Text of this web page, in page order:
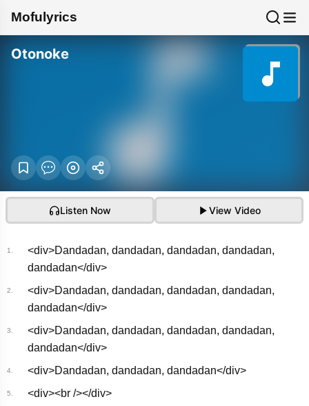
Mofulyrics
Otonoke
Listen Now View Video
Creepy Nuts - オトノ
ケ(Otonoke) 【Official
MV】 [Dandadan OP]
1.
<div>Dandadan, dandadan, dandadan, dandadan,
dandadan</div>
2.
<div>Dandadan, dandadan, dandadan, dandadan,
dandadan</div>
3.
<div>Dandadan, dandadan, dandadan, dandadan,
dandadan</div>
4. <div>Dandadan, dandadan, dandadan</div>
5. <div><br /></div>